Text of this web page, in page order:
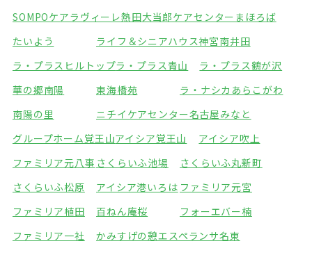
SOMPOケアラヴィーレ熱田大当郎ケアセンターまほろば
たいよう
ライフ＆シニアハウス神宮南井田
ラ・プラスヒルトップラ・プラス青山
ラ・プラス鶴が沢
華の郷南陽
東海橋苑
ラ・ナシカあらこがわ
南陽の里
ニチイケアセンター名古屋みなと
グループホーム覚王山アイシア覚王山
アイシア吹上
ファミリア元八事 さくらいふ池場
さくらいふ丸新町
さくらいふ松原
アイシア港いろは ファミリア元宮
ファミリア植田
百ねん庵桜
フォーエバー楠
ファミリア一社
かみすげの憩エスペランサ名東